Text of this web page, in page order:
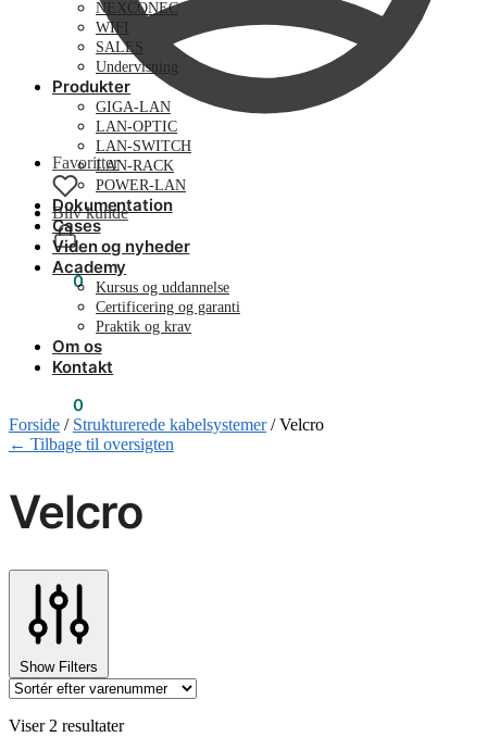
Favoritter
Bliv kunde
kr. 0
NEXCONEC
WIFI
SALES
Undervisning
Produkter
GIGA-LAN
LAN-OPTIC
LAN-SWITCH
LAN-RACK
POWER-LAN
Dokumentation
Cases
Viden og nyheder
Academy
Kursus og uddannelse
Certificering og garanti
Praktik og krav
Om os
Kontakt
0
Forside / Strukturerede kabelsystemer/Velcro
← Tilbage til oversigten
Velcro
Show Filters
Viser 2 resultater